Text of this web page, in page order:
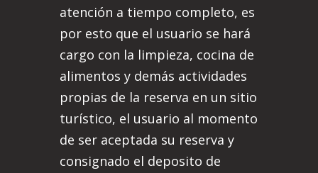
atención a tiempo completo, es
por esto que el usuario se hará
cargo con la limpieza, cocina de
alimentos y demás actividades
propias de la reserva en un sitio
turístico, el usuario al momento
de ser aceptada su reserva y
consignado el deposito de